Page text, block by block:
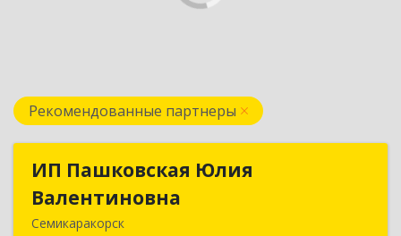
Рекомендованные партнеры
ИП Пашковская Юлия
Валентиновна
Семикаракорск
ИП Пашковская Юлия